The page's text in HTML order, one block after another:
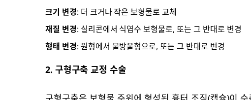
크기 변경: 더 크거나 작은 보형물로 교체
재질 변경: 실리콘에서 식염수 보형물로, 또는 그 반대로 변경
형태 변경: 원형에서 물방울형으로, 또는 그 반대로 변경
2. 구형구축 교정 수술